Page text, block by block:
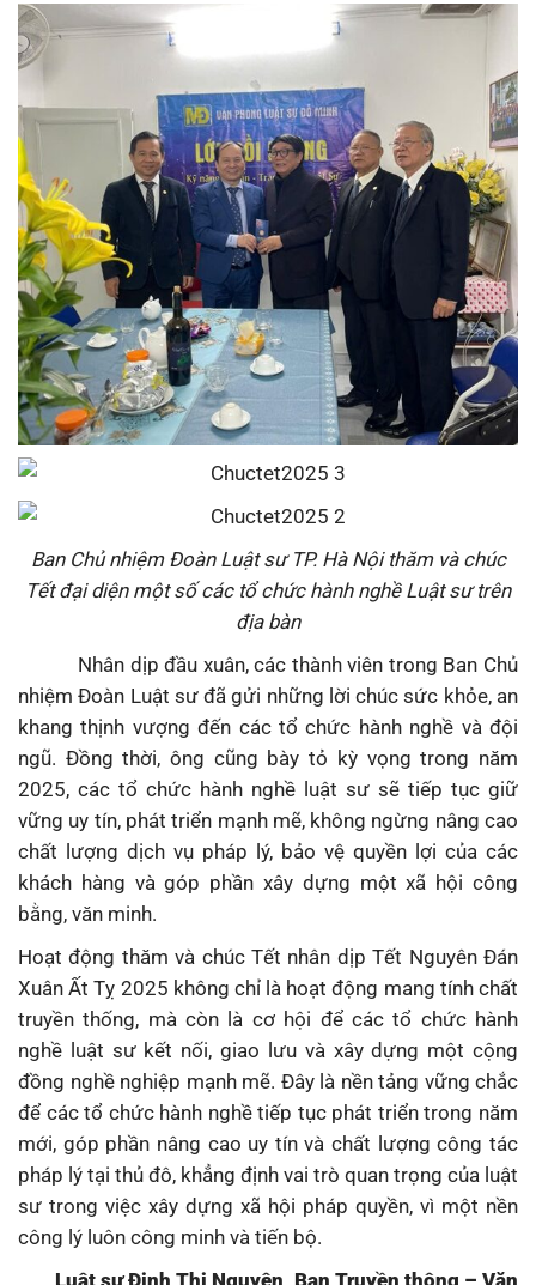
Ban Chủ nhiệm Đoàn Luật sư TP. Hà Nội thăm và chúc
Tết đại diện một số các tổ chức hành nghề Luật sư trên
địa bàn
Nhân dịp đầu xuân, các thành viên trong Ban Chủ
nhiệm Đoàn Luật sư đã gửi những lời chúc sức khỏe, an
khang thịnh vượng đến các tổ chức hành nghề và đội
ngũ. Đồng thời, ông cũng bày tỏ kỳ vọng trong năm
2025, các tổ chức hành nghề luật sư sẽ tiếp tục giữ
vững uy tín, phát triển mạnh mẽ, không ngừng nâng cao
chất lượng dịch vụ pháp lý, bảo vệ quyền lợi của các
khách hàng và góp phần xây dựng một xã hội công
bằng, văn minh.
Hoạt động thăm và chúc Tết nhân dịp Tết Nguyên Đán
Xuân Ất Tỵ 2025 không chỉ là hoạt động mang tính chất
truyền thống, mà còn là cơ hội để các tổ chức hành
nghề luật sư kết nối, giao lưu và xây dựng một cộng
đồng nghề nghiệp mạnh mẽ. Đây là nền tảng vững chắc
để các tổ chức hành nghề tiếp tục phát triển trong năm
mới, góp phần nâng cao uy tín và chất lượng công tác
pháp lý tại thủ đô, khẳng định vai trò quan trọng của luật
sư trong việc xây dựng xã hội pháp quyền, vì một nền
công lý luôn công minh và tiến bộ.
Luật sư Đinh Thị Nguyên, Ban Truyền thông – Văn